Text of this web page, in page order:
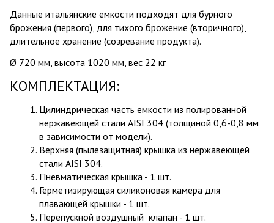
Данные итальянские емкости подходят для бурного
брожения (первого), для тихого брожение (вторичного),
длительное хранение (созревание продукта).
Ø 720 мм, высота 1020 мм, вес 22 кг
КОМПЛЕКТАЦИЯ:
Цилиндрическая часть емкости из полированной
нержавеющей стали AISI 304 (толщиной 0,6-0,8 мм
в зависимости от модели).
Верхняя (пылезащитная) крышка из нержавеющей
стали AISI 304.
Пневматическая крышка - 1 шт.
Герметизирующая силиконовая камера для
плавающей крышки - 1 шт.
Перепускной воздушный клапан - 1 шт.